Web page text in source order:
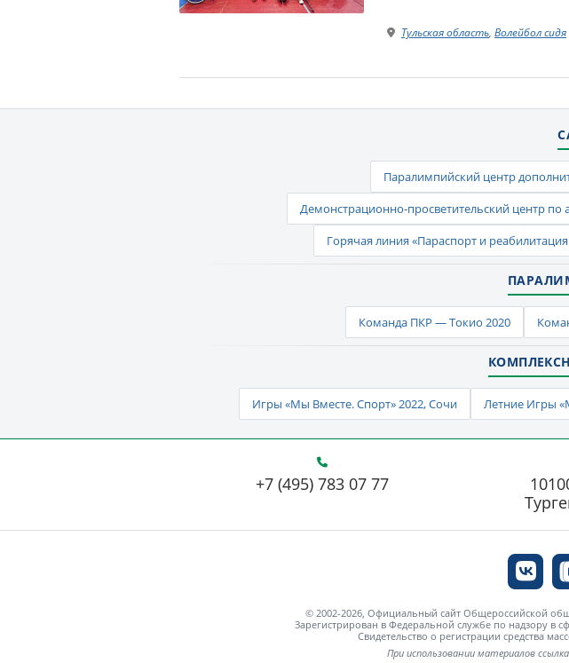
Тульская область, Волейбол сидя
Паралимпийский центр
Демонстрационно-просветительский центр по
Горячая линия «Параспорт и
Команда ПКР — Токио 2020
Игры «Мы Вместе. Спорт» 2022, Сочи Летние Игры
+7 (495) 783 07 77
© 2002-2026, Официальный сайт Общероссийской
Зарегистрирован в Федеральной службе по надзору в
Свидетельство о регистрации средства
При использовании материалов